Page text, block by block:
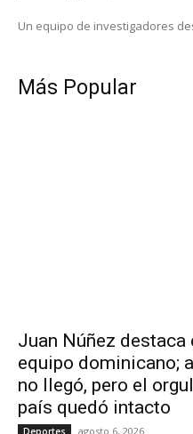
Un equipo de investigadores
Más Popular
Juan Núñez
equipo dominicano;
no llegó, pero el
país quedó intacto
Deportes agosto 6, 2026